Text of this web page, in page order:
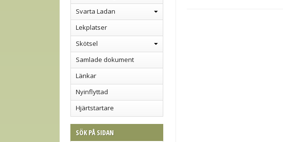
Svarta Ladan
Lekplatser
Skötsel
Samlade dokument
Länkar
Nyinflyttad
Hjärtstartare
SÖK PÅ SIDAN